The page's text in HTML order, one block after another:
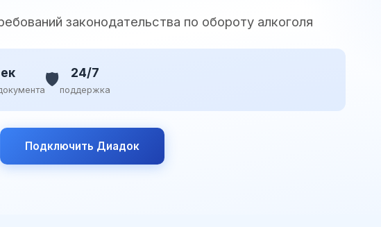
законодательства по обороту алкоголя
🛡️ 24/7
поддержка
Подключить Диадок